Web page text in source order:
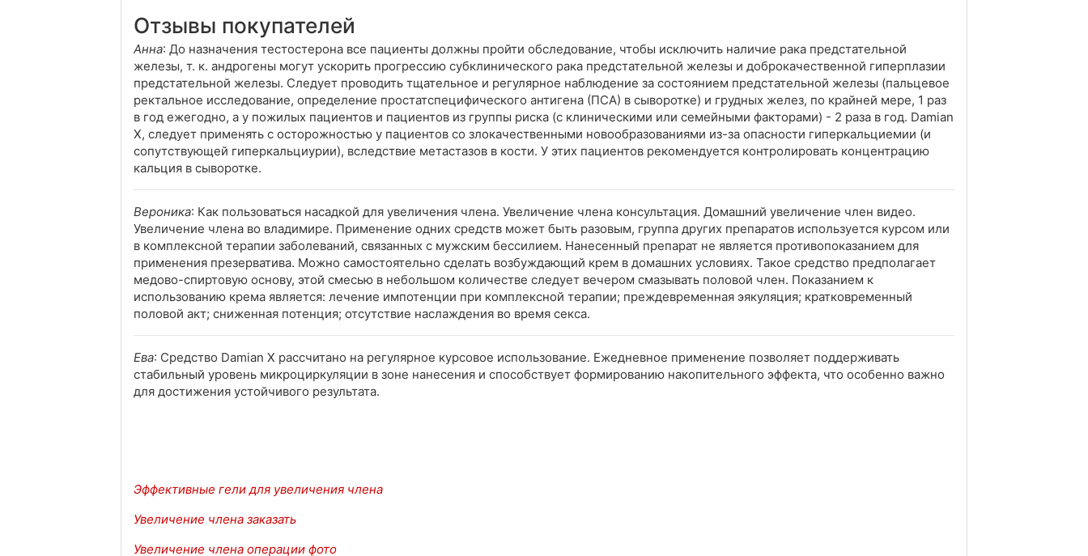
Отзывы покупателей
Анна: До назначения тестостерона все пациенты должны пройти обследование, чтобы исключить наличие рака предстательной
железы, т. к. андрогены могут ускорить прогрессию субклинического рака предстательной железы и доброкачественной гиперплазии
предстательной железы. Следует проводить тщательное и регулярное наблюдение за состоянием предстательной железы (пальцевое
ректальное исследование, определение простатспецифического антигена (ПСА) в сыворотке) и грудных желез, по крайней мере, 1 раз
в год ежегодно, а у пожилых пациентов и пациентов из группы риска (с клиническими или семейными факторами) - 2 раза в год. Damian
X, следует применять с осторожностью у пациентов со злокачественными новообразованиями из-за опасности гиперкальциемии (и
сопутствующей гиперкальциурии), вследствие метастазов в кости. У этих пациентов рекомендуется контролировать концентрацию
кальция в сыворотке.
Вероника: Как пользоваться насадкой для увеличения члена. Увеличение члена консультация. Домашний увеличение член видео.
Увеличение члена во владимире. Применение одних средств может быть разовым, группа других препаратов используется курсом или
в комплексной терапии заболеваний, связанных с мужским бессилием. Нанесенный препарат не является противопоказанием для
применения презерватива. Можно самостоятельно сделать возбуждающий крем в домашних условиях. Такое средство предполагает
медово-спиртовую основу, этой смесью в небольшом количестве следует вечером смазывать половой член. Показанием к
использованию крема является: лечение импотенции при комплексной терапии; преждевременная эякуляция; кратковременный
половой акт; сниженная потенция; отсутствие наслаждения во время секса.
Ева: Средство Damian X рассчитано на регулярное курсовое использование. Ежедневное применение позволяет поддерживать
стабильный уровень микроциркуляции в зоне нанесения и способствует формированию накопительного эффекта, что особенно важно
для достижения устойчивого результата.
Эффективные гели для увеличения члена
Увеличение члена заказать
Увеличение члена операции фото